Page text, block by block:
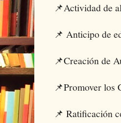
📌Actividad de
📌 Anticipo de
📌Creación de
📌Promover los
📌 Ratificación